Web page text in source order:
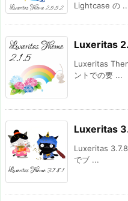
Lightcase の
Luxeritas
Luxeritas
ントでの要 ...
Luxeritas
Luxeritas
でブ ...